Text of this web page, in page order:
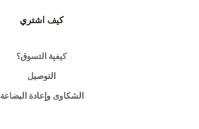
كيف اشتري
كيفية التسوق؟
التوصيل
الشكاوى وإعادة البضاعة